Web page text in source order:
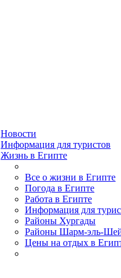
Новости
Информация для туристов
Жизнь в Египте
Все о жизни в Египте
Погода в Египте
Работа в Египте
Информация для
Районы Хургады
Районы Шарм-эль-
Цены на отдых в